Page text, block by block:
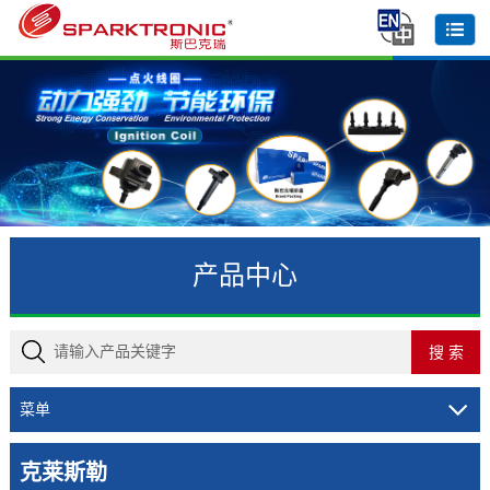
产品中心
菜单
克莱斯勒